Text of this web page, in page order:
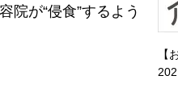
院が“侵食”するよう
【